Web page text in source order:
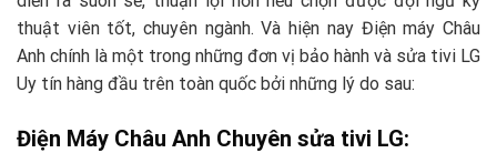
thuật viên tốt, chuyên ngành. Và hiện nay Điện máy Châu
Anh chính là một trong những đơn vị bảo hành và sửa tivi LG
Uy tín hàng đầu trên toàn quốc bởi những lý do sau:
Điện Máy Châu Anh Chuyên sửa tivi LG: